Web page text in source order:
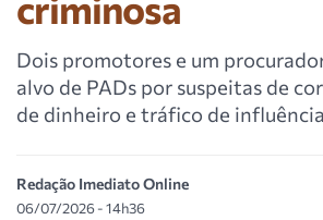
Dois promotores e um
alvo de PADs por suspeitas de
de dinheiro e tráfico de influência
Redação Imediato Online
06/07/2026 - 14h36